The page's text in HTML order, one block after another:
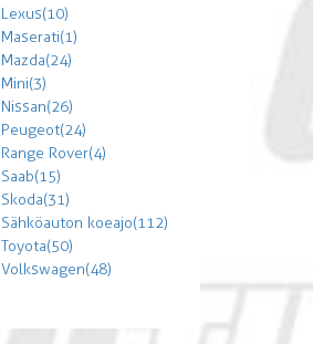
Lexus (10)
Maserati (1)
Mazda (24)
Mini (3)
Nissan (26)
Peugeot (24)
Range Rover (4)
Saab (15)
Skoda (31)
Sähköauton koeajo (112)
Toyota (50)
Volkswagen (48)